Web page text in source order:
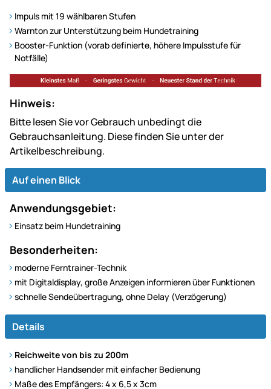
Impuls mit 19 wählbaren Stufen
Warnton zur Unterstützung beim Hundetraining
Booster-Funktion (vorab definierte, höhere Impulsstufe für
Notfälle)
Hinweis:
Bitte lesen Sie vor Gebrauch unbedingt die
Gebrauchsanleitung. Diese finden Sie unter der
Artikelbeschreibung.
Auf einen Blick
Anwendungsgebiet:
Einsatz beim Hundetraining
Besonderheiten:
moderne Ferntrainer-Technik
mit Digitaldisplay, große Anzeigen informieren über Funktionen
schnelle Sendeübertragung, ohne Delay (Verzögerung)
Details
Reichweite von bis zu 200m
handlicher Handsender mit einfacher Bedienung
Maße des Empfängers: 4 x 6,5 x 3cm